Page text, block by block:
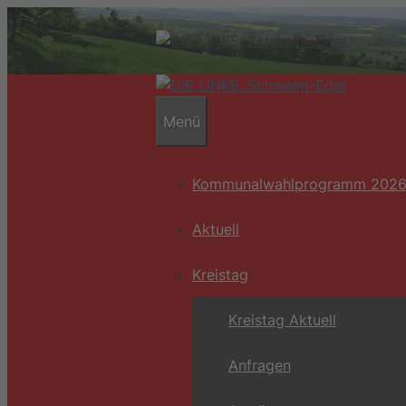
Zum
Inhalt
Menü
Kommunalwahlprogramm 2026
Aktuell
Kreistag
Kreistag Aktuell
Anfragen